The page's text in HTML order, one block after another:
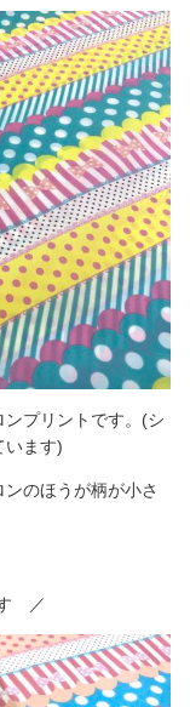
プリントです。(シ
います)
のほうが柄が小さ
／